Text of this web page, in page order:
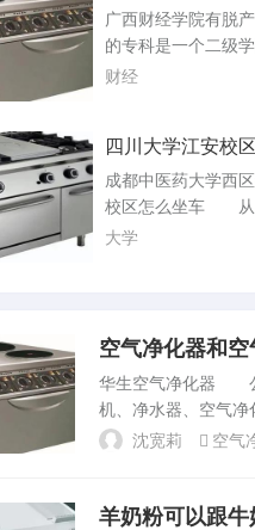
采用轻钢龙骨+石膏
的做法就可以满足
注意如果是大型的
少啊本科又是多
广西财经学院有
的专科是一个二级
生开始将在防城港
本科管本科了，教
在防城港校区的启
院专科的专业化。
高考录取的，专科
财经
四川大学江安校
交站点有那几个
成都中医药大学西
校区怎么坐车 从
西区到四川大学江
交站，然后换乘77
到磨子桥，最后在
到江安校区。方案
心坐车到双...
大学
空气净化器和
华生空气净化器 公
机、净水器、空气净
打算购买华生空气净
沈宽莉 空气
羊奶粉可以跟